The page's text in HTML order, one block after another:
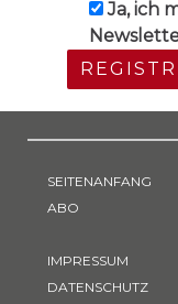
Ja, ich
SEITENANFANG
ABO
IMPRESSUM
DATENSCHUTZ